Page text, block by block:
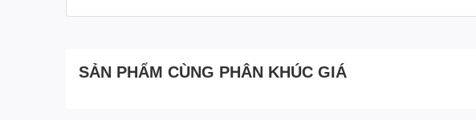
SẢN PHẨM CÙNG PHÂN KHÚC GIÁ